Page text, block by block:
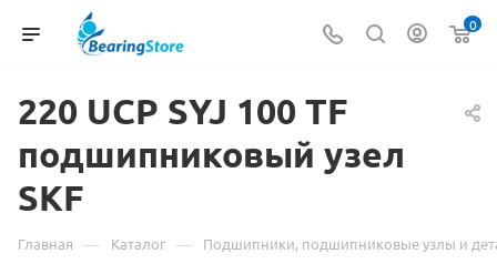
0
220 UCP SYJ 100 Материал
о
220
TF
подшипниковый узел
SKF
Главная — Каталог — Подшипники, подшипниковые узлы и